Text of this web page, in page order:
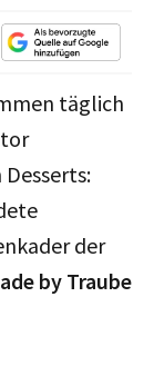
täglich
der
by Traube